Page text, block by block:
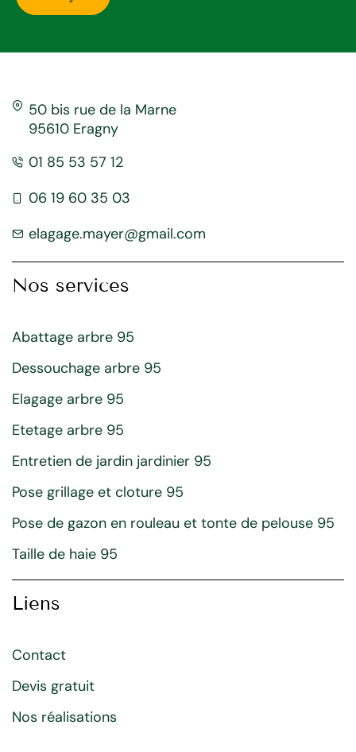
50 bis rue de la Marne
95610 Eragny
01 85 53 57 12
06 19 60 35 03
elagage.mayer@gmail.com
Nos services
Abattage arbre 95
Dessouchage arbre 95
Elagage arbre 95
Etetage arbre 95
Entretien de jardin jardinier 95
Pose grillage et cloture 95
Pose de gazon en rouleau et tonte de pelouse 95
Taille de haie 95
Liens
Contact
Devis gratuit
Nos réalisations